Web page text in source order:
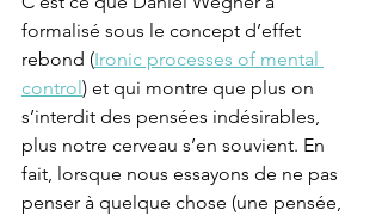
formalisé sous le concept d’effet
rebond (Ironic processes of mental
control ) et qui montre que plus on
s’interdit des pensées indésirables,
plus notre cerveau s’en souvient. En
fait, lorsque nous essayons de ne pas
penser à quelque chose (une pensée,